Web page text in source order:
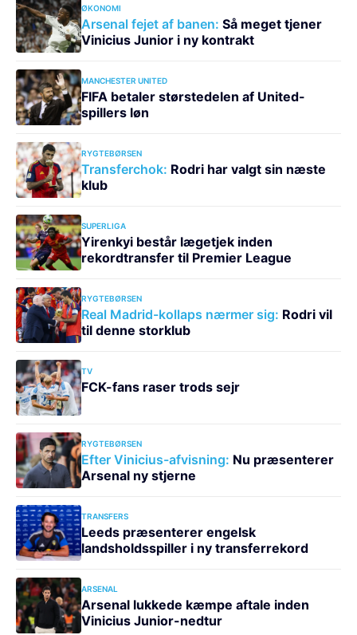
ØKONOMI
Arsenal fejet af banen: Så meget tjener
Vinicius Junior i ny kontrakt
MANCHESTER UNITED
FIFA betaler størstedelen af United-
spillers løn
RYGTEBØRSEN
Transferchok: Rodri har valgt sin næste
klub
SUPERLIGA
Yirenkyi består lægetjek inden
rekordtransfer til Premier League
RYGTEBØRSEN
Real Madrid-kollaps nærmer sig: Rodri vil
til denne storklub
TV
FCK-fans raser trods sejr
RYGTEBØRSEN
Efter Vinicius-afvisning: Nu præsenterer
Arsenal ny stjerne
TRANSFERS
Leeds præsenterer engelsk
landsholdsspiller i ny transferrekord
ARSENAL
Arsenal lukkede kæmpe aftale inden
Vinicius Junior-nedtur